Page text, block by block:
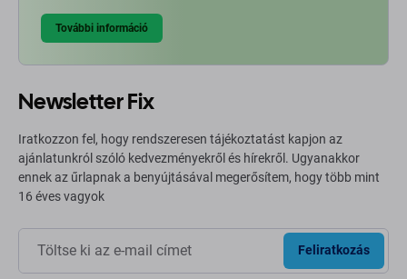
További információ
Newsletter Fix
Iratkozzon fel, hogy rendszeresen tájékoztatást kapjon az
ajánlatunkról szóló kedvezményekről és hírekről. Ugyanakkor
ennek az űrlapnak a benyújtásával megerősítem, hogy több mint
16 éves vagyok
Feliratkozás